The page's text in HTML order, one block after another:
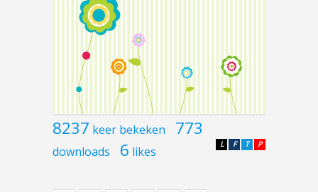
8237 keer bekeken 773
downloads 6 likes P
T
F
L